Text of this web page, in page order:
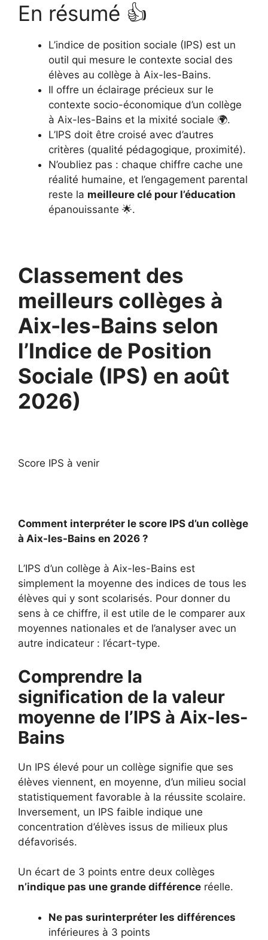
En résumé 👍
L’indice de position sociale (IPS) est un
outil qui mesure le contexte social des
élèves au collège à Aix-les-Bains.
Il offre un éclairage précieux sur le
contexte socio-économique d’un collège
à Aix-les-Bains et la mixité sociale 🌍.
L’IPS doit être croisé avec d’autres
critères (qualité pédagogique, proximité).
N’oubliez pas : chaque chiffre cache une
réalité humaine, et l’engagement parental
reste la meilleure clé pour l’éducation
épanouissante 🌟.
Classement des
meilleurs collèges à
Aix-les-Bains selon
l’Indice de Position
Sociale (IPS) en août
2026)
Score IPS à venir
Comment interpréter le score IPS d’un collège
à Aix-les-Bains en 2026 ?
L’IPS d’un collège à Aix-les-Bains est
simplement la moyenne des indices de tous les
élèves qui y sont scolarisés. Pour donner du
sens à ce chiffre, il est utile de le comparer aux
moyennes nationales et de l’analyser avec un
autre indicateur : l’écart-type.
Comprendre la
signification de la valeur
moyenne de l’IPS à Aix-les-
Bains
Un IPS élevé pour un collège signifie que ses
élèves viennent, en moyenne, d’un milieu social
statistiquement favorable à la réussite scolaire.
Inversement, un IPS faible indique une
concentration d’élèves issus de milieux plus
défavorisés.
Un écart de 3 points entre deux collèges
n’indique pas une grande différence réelle.
Ne pas surinterpréter les différences
inférieures à 3 points